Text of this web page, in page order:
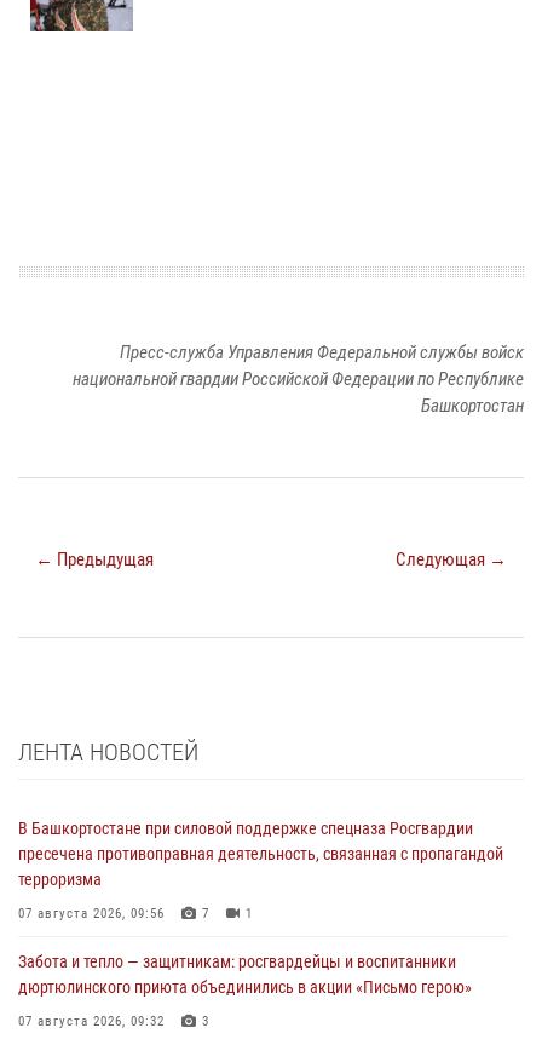
Пресс-служба Управления Федеральной службы войск
национальной гвардии Российской Федерации по Республике
Башкортостан
← Предыдущая Следующая →
ЛЕНТА НОВОСТЕЙ
В Башкортостане при силовой поддержке спецназа Росгвардии
пресечена противоправная деятельность, связанная с пропагандой
терроризма
07 августа 2026, 09:56 7 1
Забота и тепло — защитникам: росгвардейцы и воспитанники
дюртюлинского приюта объединились в акции «Письмо герою»
07 августа 2026, 09:32 3